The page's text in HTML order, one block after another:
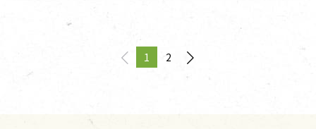
pageYou're on page
1 2
page